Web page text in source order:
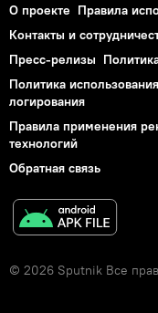
О проекте Правила
Контакты и
Пресс-релизы
Политика
логирования
Правила применения
технологий
Обратная связь
© 2026 Sputnik Все